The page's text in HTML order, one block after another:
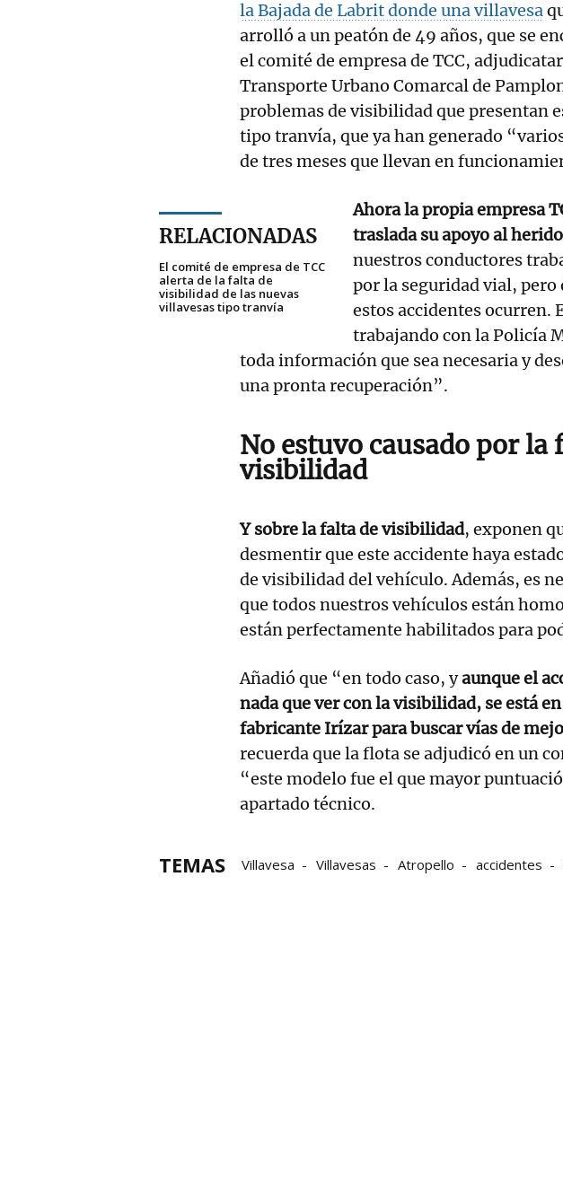
la Bajada de Labrit donde una villavesa
arrolló a un peatón de 49 años, que se
el comité de empresa de TCC,
Transporte Urbano Comarcal de
problemas de visibilidad que presentan
tipo tranvía, que ya han generado
de tres meses que llevan en
RELACIONADAS
El comité de empresa de TCC
alerta de la falta de
visibilidad de las nuevas
villavesas tipo tranvía
Ahora la propia empresa
traslada su apoyo al herido
nuestros conductores
por la seguridad vial,
estos accidentes ocurren.
trabajando con la Policía
toda información que sea necesaria y
una pronta recuperación”.
No estuvo causado por la
visibilidad
Y sobre la falta de visibilidad, exponen
desmentir que este accidente haya
de visibilidad del vehículo. Además, es
que todos nuestros vehículos están
están perfectamente habilitados para
Añadió que “en todo caso, yaunque el
nada que ver con la visibilidad, se está
fabricante Irízar para buscar vías de
recuerda que la flota se adjudicó en un
“este modelo fue el que mayor
apartado técnico.
TEMAS Villavesa Villavesas Atropello accidentes